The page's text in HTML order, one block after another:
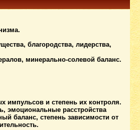
благородства, лидерства,
минерально-солевой баланс.
импульсов и степень их контроля.
эмоциональные расстройства
баланс, степень зависимости от